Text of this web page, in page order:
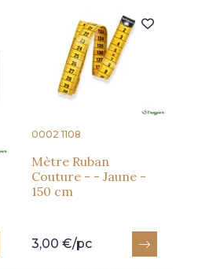
0002 1108
Mètre Ruban
Couture - - Jaune -
150 cm
3,00 €/pc